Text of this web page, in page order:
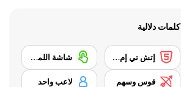
كلمات دلالية
إتش تي إم إل 5 شاشة اللمس
قوس وسهم لاعب واحد